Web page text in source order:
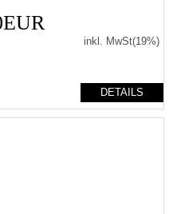
inkl. MwSt(19%)
DETAILS